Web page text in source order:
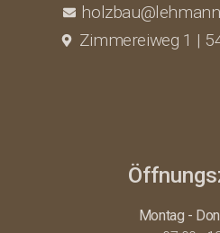
Zimmereiweg 1 |
Montag -